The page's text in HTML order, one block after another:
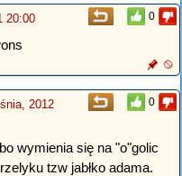
0
20:00
0
2012
wymienia się na "o"golic
tzw jabłko adama.